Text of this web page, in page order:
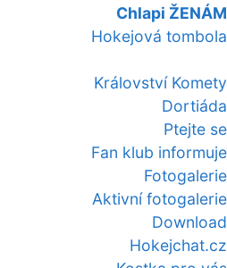
Chlapi ŽENÁM
Hokejová tombola
Království Komety
Dortiáda
Ptejte se
Fan klub informuje
Fotogalerie
Aktivní fotogalerie
Download
Hokejchat.cz